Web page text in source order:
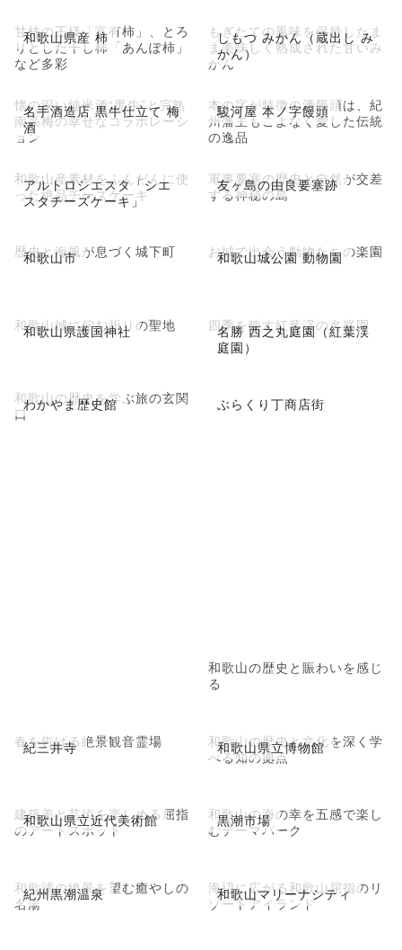
和歌山県産 柿
甘柿の王様「富有柿」、とろ
りとした干し柿「あんぽ柿」
など多彩
しもつ みかん（蔵出し み
かん）
もぎたての風味を保持したま
ま美味しく熟成された甘いみ
かん
名手酒造店 黒牛仕立て 梅
酒
懐の深い純米酒“黒牛”と完熟
南高梅の幸せなコラボレーシ
ョン
駿河屋 本ノ字饅頭
本の字が特徴の酒饅頭は、紀
州藩主もこよなく愛した伝統
の逸品
アルトロシエスタ「シエ
スタチーズケーキ」
和歌山産素材をふんだんに使
った絶品チーズケーキ
友ヶ島の由良要塞跡
軍事要塞の歴史と自然が交差
する神秘の島
和歌山市
歴史と海風が息づく城下町 和歌山城公園 動物園
お城で出会う動物たちの楽園
和歌山県護国神社
和歌山城に佇む祈りの聖地
名勝 西之丸庭園（紅葉渓
庭園）
四季を映す紅葉渓の名庭園
わかやま歴史館
和歌山の歴史を学ぶ旅の玄関
口
ぶらくり丁商店街
和歌山の歴史と賑わいを感じ
る
紀三井寺
春を告げる絶景観音霊場 和歌山県立博物館
和歌山の歴史と文化を深く学
べる知の拠点
和歌山県立近代美術館
建築美と芸術を楽しめる屈指
のアートスポット
黒潮市場
和歌山の海の幸を五感で楽し
むテーマパーク
紀州黒潮温泉
和歌浦の絶景を望む癒やしの
名湯
和歌山マリーナシティ
海辺に広がる和歌山屈指のリ
ゾートアイランド